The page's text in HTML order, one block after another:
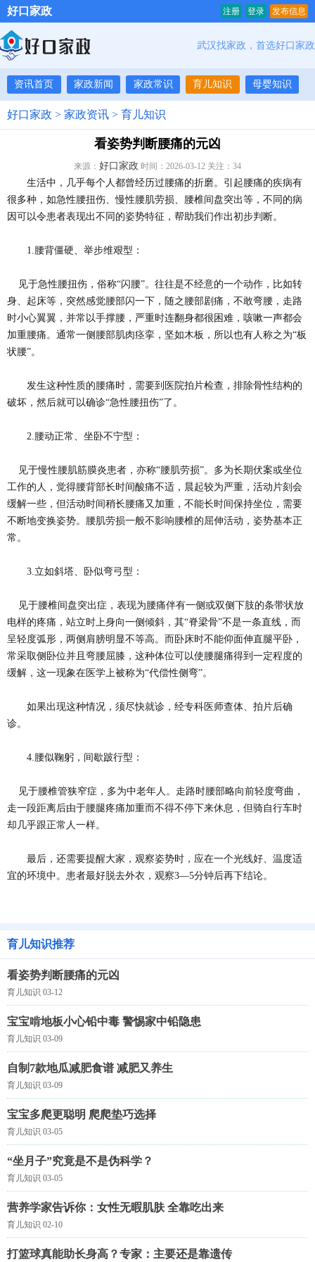
注册 登录 发布信息
好口家政
武汉找家政，首选好口家政
资讯首页 家政新闻 家政常识 育儿知识 母婴知识
好口家政 > 家政资讯 > 育儿知识
看姿势判断腰痛的元凶
来源： 好口家政 时间：2026-03-12 关注： 34
生活中，几乎每个人都曾经历过腰痛的折磨。引起腰痛的疾病有
很多种，如急性腰扭伤、慢性腰肌劳损、腰椎间盘突出等，不同的病
因可以令患者表现出不同的姿势特征，帮助我们作出初步判断。
1.腰背僵硬、举步维艰型：
见于急性腰扭伤，俗称“闪腰”。往往是不经意的一个动作，比如转
身、起床等，突然感觉腰部闪一下，随之腰部剧痛，不敢弯腰，走路
时小心翼翼，并常以手撑腰，严重时连翻身都很困难，咳嗽一声都会
加重腰痛。通常一侧腰部肌肉痉挛，坚如木板，所以也有人称之为“板
状腰”。
发生这种性质的腰痛时，需要到医院拍片检查，排除骨性结构的
破坏，然后就可以确诊“急性腰扭伤”了。
2.腰动正常、坐卧不宁型：
见于慢性腰肌筋膜炎患者，亦称“腰肌劳损”。多为长期伏案或坐位
工作的人，觉得腰背部长时间酸痛不适，晨起较为严重，活动片刻会
缓解一些，但活动时间稍长腰痛又加重，不能长时间保持坐位，需要
不断地变换姿势。腰肌劳损一般不影响腰椎的屈伸活动，姿势基本正
常。
3.立如斜塔、卧似弯弓型：
见于腰椎间盘突出症，表现为腰痛伴有一侧或双侧下肢的条带状放
电样的疼痛，站立时上身向一侧倾斜，其“脊梁骨”不是一条直线，而
呈轻度弧形，两侧肩膀明显不等高。而卧床时不能仰面伸直腿平卧，
常采取侧卧位并且弯腰屈膝，这种体位可以使腰腿痛得到一定程度的
缓解，这一现象在医学上被称为“代偿性侧弯”。
如果出现这种情况，须尽快就诊，经专科医师查体、拍片后确
诊。
4.腰似鞠躬，间歇跛行型：
见于腰椎管狭窄症，多为中老年人。走路时腰部略向前轻度弯曲，
走一段距离后由于腰腿疼痛加重而不得不停下来休息，但骑自行车时
却几乎跟正常人一样。
最后，还需要提醒大家，观察姿势时，应在一个光线好、温度适
宜的环境中。患者最好脱去外衣，观察3—5分钟后再下结论。
育儿知识推荐
看姿势判断腰痛的元凶
育儿知识 03-12
宝宝啃地板小心铅中毒 警惕家中铅隐患
育儿知识 03-09
自制7款地瓜减肥食谱 减肥又养生
育儿知识 03-09
宝宝多爬更聪明 爬爬垫巧选择
育儿知识 03-05
“坐月子”究竟是不是伪科学？
育儿知识 03-05
营养学家告诉你：女性无暇肌肤 全靠吃出来
育儿知识 02-10
打篮球真能助长身高？专家：主要还是靠遗传